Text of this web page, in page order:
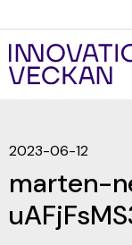
2023-06-12
marten-